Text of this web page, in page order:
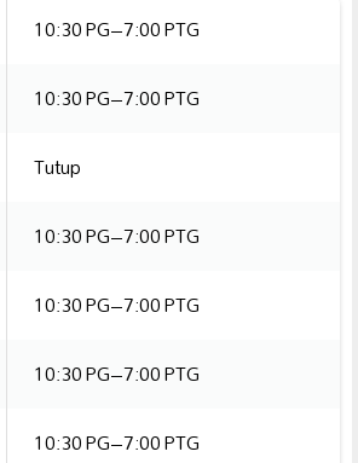
10:30 PG–7:00 PTG
10:30 PG–7:00 PTG
Tutup
10:30 PG–7:00 PTG
10:30 PG–7:00 PTG
10:30 PG–7:00 PTG
10:30 PG–7:00 PTG